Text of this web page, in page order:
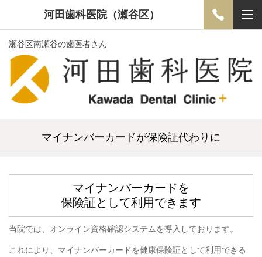
河田歯科医院（瀬谷区）
瀬谷区南瀬谷の歯医者さん
マイナンバーカードが保険証代わりに
マイナンバーカードを
保険証として利用できます
当院では、オンライン資格確認システムを導入しております。
これにより、マイナンバーカードを健康保険証として利用できる